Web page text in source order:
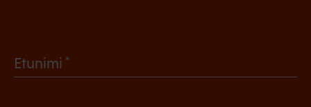
Etunimi